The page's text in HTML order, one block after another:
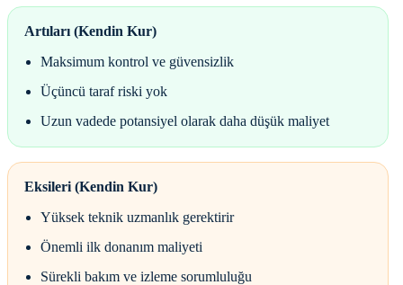
Artıları (Kendin Kur)
Maksimum kontrol ve güvensizlik
Üçüncü taraf riski yok
Uzun vadede potansiyel olarak daha düşük maliyet
Eksileri (Kendin Kur)
Yüksek teknik uzmanlık gerektirir
Önemli ilk donanım maliyeti
Sürekli bakım ve izleme sorumluluğu